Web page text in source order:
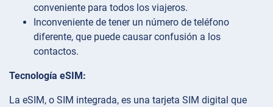
conveniente para todos los viajeros.
Inconveniente de tener un número de teléfono
diferente, que puede causar confusión a los
contactos.
Tecnología eSIM:
La eSIM, o SIM integrada, es una tarjeta SIM digital que